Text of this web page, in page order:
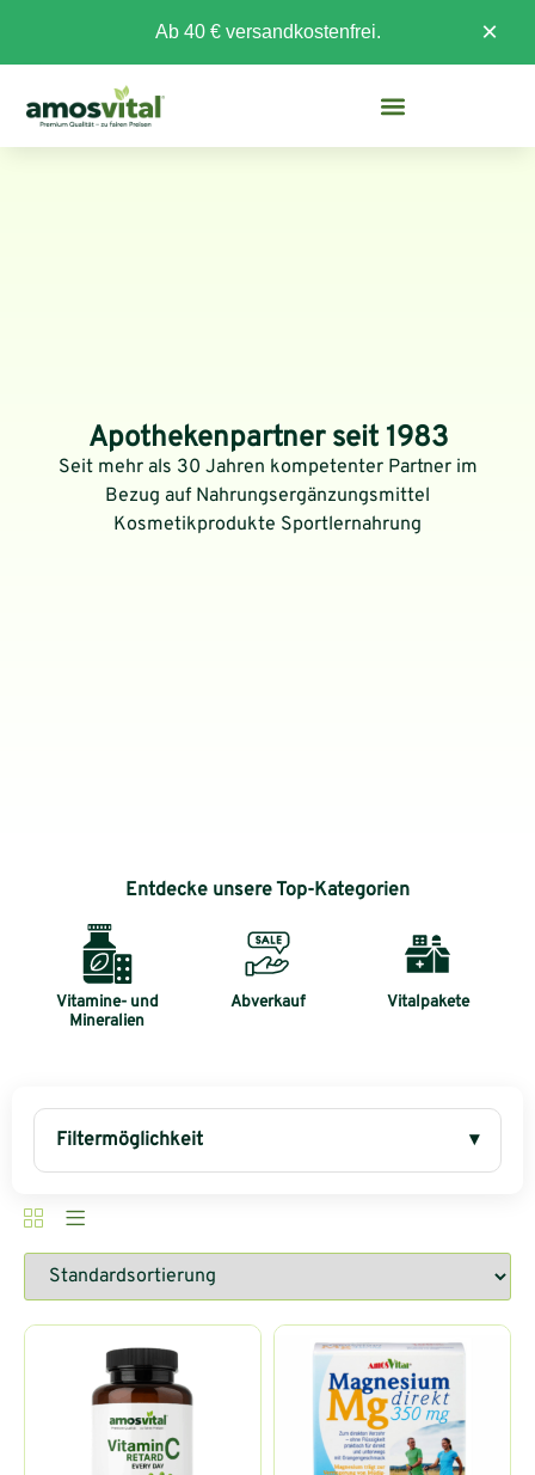
Ab 40 € versandkostenfrei. ×
Apothekenpartner seit 1983
Seit mehr als 30 Jahren kompetenter Partner im
Bezug auf Nahrungsergänzungsmittel
Kosmetikprodukte Sportlernahrung
Entdecke unsere Top-Kategorien
Vitamine- und
Mineralien
Abverkauf Vitalpakete
Filtermöglichkeit